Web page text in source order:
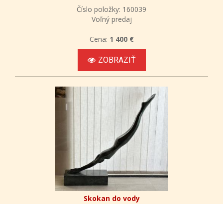
Číslo položky: 160039
Voľný predaj
Cena: 1 400 €
ZOBRAZIŤ
Skokan do vody